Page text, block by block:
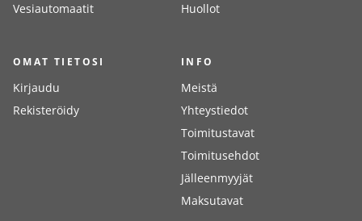
Vesiautomaatit
Huollot
OMAT TIETOSI
Kirjaudu
Rekisteröidy
INFO
Meistä
Yhteystiedot
Toimitustavat
Toimitusehdot
Jälleenmyyjät
Maksutavat